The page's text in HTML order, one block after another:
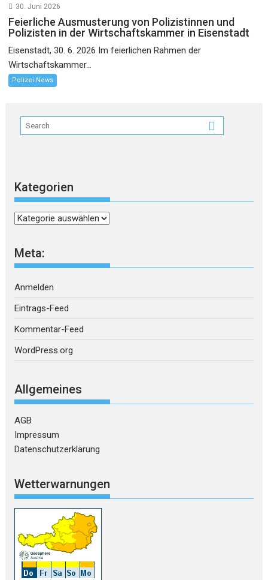
30. Juni 2026
Feierliche Ausmusterung von Polizistinnen und
Polizisten in der Wirtschaftskammer in Eisenstadt
Eisenstadt, 30. 6. 2026 Im feierlichen Rahmen der
Wirtschaftskammer...
Polizei News
Kategorien
Kategorien
Meta:
Anmelden
Eintrags-Feed
Kommentar-Feed
WordPress.org
Allgemeines
AGB
Impressum
Datenschutzerklärung
Wetterwarnungen